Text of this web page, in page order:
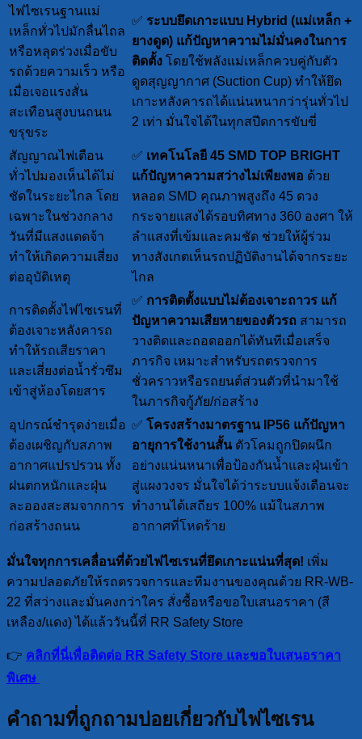
ไฟไซเรนฐานแม่
เหล็กทั่วไปมักลื่นไถล
หรือหลุดร่วงเมื่อขับ
รถด้วยความเร็ว หรือ
เมื่อเจอแรงสั่น
สะเทือนสูงบนถนน
ขรุขระ
✅ ระบบยึดเกาะแบบ Hybrid (แม่เหล็ก +
ยางดูด) แก้ปัญหาความไม่มั่นคงในการ
ติดตั้ง โดยใช้พลังแม่เหล็กควบคู่กับตัว
ดูดสุญญากาศ (Suction Cup) ทำให้ยึด
เกาะหลังคารถได้แน่นหนากว่ารุ่นทั่วไป
2 เท่า มั่นใจได้ในทุกสปีดการขับขี่
สัญญาณไฟเตือน
ทั่วไปมองเห็นได้ไม่
ชัดในระยะไกล โดย
เฉพาะในช่วงกลาง
วันที่มีแสงแดดจ้า
ทำให้เกิดความเสี่ยง
ต่ออุบัติเหตุ
✅ เทคโนโลยี 45 SMD TOP BRIGHT
แก้ปัญหาความสว่างไม่เพียงพอ ด้วย
หลอด SMD คุณภาพสูงถึง 45 ดวง
กระจายแสงได้รอบทิศทาง 360 องศา ให้
ลำแสงที่เข้มและคมชัด ช่วยให้ผู้ร่วม
ทางสังเกตเห็นรถปฏิบัติงานได้จากระยะ
ไกล
การติดตั้งไฟไซเรนที่
ต้องเจาะหลังคารถ
ทำให้รถเสียราคา
และเสี่ยงต่อน้ำรั่วซึม
เข้าสู่ห้องโดยสาร
✅ การติดตั้งแบบไม่ต้องเจาะถาวร แก้
ปัญหาความเสียหายของตัวรถ สามารถ
วางติดและถอดออกได้ทันทีเมื่อเสร็จ
ภารกิจ เหมาะสำหรับรถตรวจการ
ชั่วคราวหรือรถยนต์ส่วนตัวที่นำมาใช้
ในภารกิจกู้ภัย/ก่อสร้าง
อุปกรณ์ชำรุดง่ายเมื่อ
ต้องเผชิญกับสภาพ
อากาศแปรปรวน ทั้ง
ฝนตกหนักและฝุ่น
ละอองสะสมจากการ
ก่อสร้างถนน
✅ โครงสร้างมาตรฐาน IP56 แก้ปัญหา
อายุการใช้งานสั้นตัวโคมถูกปิดผนึก
อย่างแน่นหนาเพื่อป้องกันน้ำและฝุ่นเข้า
สู่แผงวงจร มั่นใจได้ว่าระบบแจ้งเตือนจะ
ทำงานได้เสถียร 100% แม้ในสภาพ
อากาศที่โหดร้าย
มั่นใจทุกการเคลื่อนที่ด้วยไฟไซเรนที่ยึดเกาะแน่นที่สุด! เพิ่ม
ความปลอดภัยให้รถตรวจการและทีมงานของคุณด้วย RR-WB-
22 ที่สว่างและมั่นคงกว่าใคร สั่งซื้อหรือขอใบเสนอราคา (สี
เหลือง/แดง) ได้แล้ววันนี้ที่ RR Safety Store
👉 คลิกที่นี่เพื่อติดต่อ RR Safety Store และขอใบเสนอราคา
พิเศษ
คำถามที่ถูกถามบ่อยเกี่ยวกับไฟไซเรน